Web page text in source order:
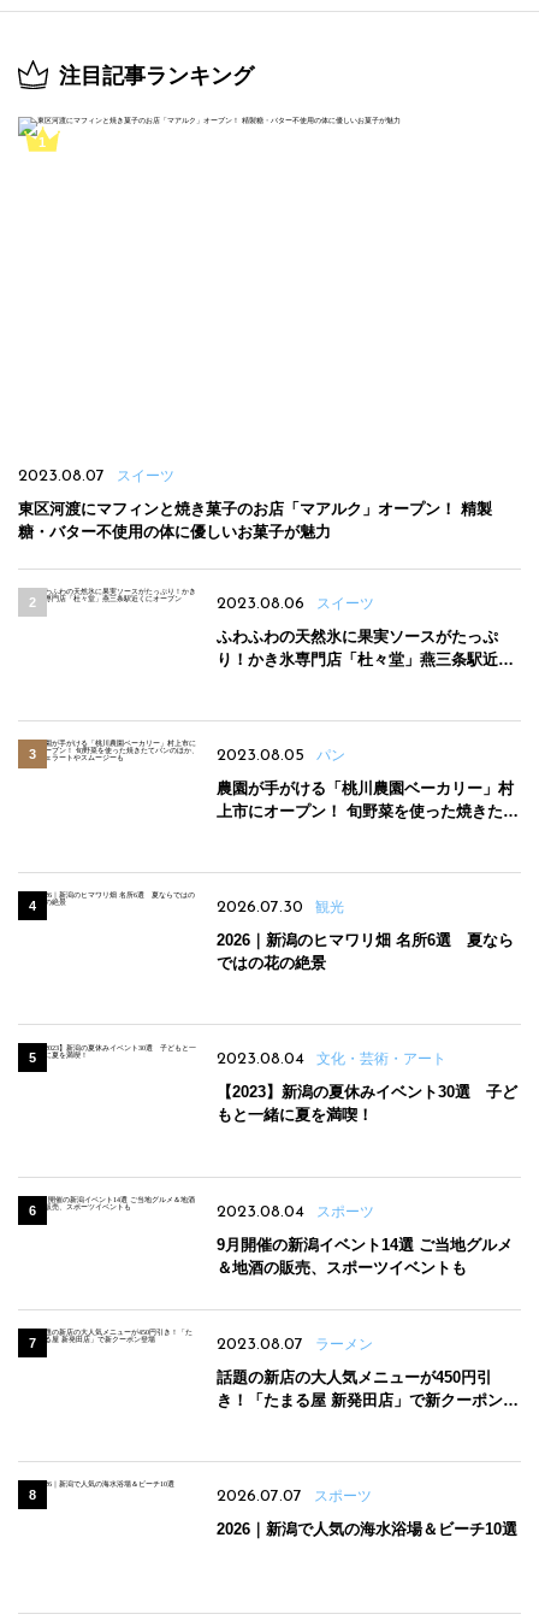
注目記事ランキング
2023.08.07 スイーツ
東区河渡にマフィンと焼き菓子のお店「マアルク」オープン！ 精製
糖・バター不使用の体に優しいお菓子が魅力
2023.08.06 スイーツ
ふわふわの天然氷に果実ソースがたっぷ
り！かき氷専門店「杜々堂」燕三条駅近く
2023.08.05 パン
農園が手がける「桃川農園ベーカリー」村
上市にオープン！ 旬野菜を使った焼きたて
2026.07.30 観光
2026｜新潟のヒマワリ畑 名所6選 夏なら
ではの花の絶景
2023.08.04 文化・芸術・アート
【2023】新潟の夏休みイベント30選 子ど
もと一緒に夏を満喫！
2023.08.04 スポーツ
9月開催の新潟イベント14選 ご当地グルメ
＆地酒の販売、スポーツイベントも
2023.08.07 ラーメン
話題の新店の大人気メニューが450円引
き！「たまる屋 新発田店」で新クーポン登
2026.07.07 スポーツ
2026｜新潟で人気の海水浴場＆ビーチ10選